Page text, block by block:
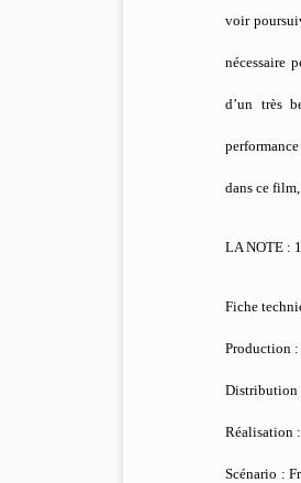
voir
nécessaire
d’un très
dans ce
LA NOTE :
Fiche
Production :
Distribution
Réalisation
Scénario :